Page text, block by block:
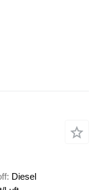
Diesel